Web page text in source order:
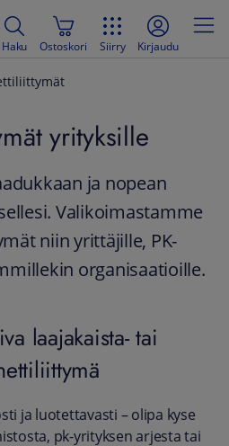
Haku Ostoskori Siirry Kirjaudu
yrityksille
ja nopean
Valikoimastamme
niin yrittäjille, PK-
organisaatioille.
laajakaista- tai
ja luotettavasti – olipa kyse
pk-yrityksen arjesta tai